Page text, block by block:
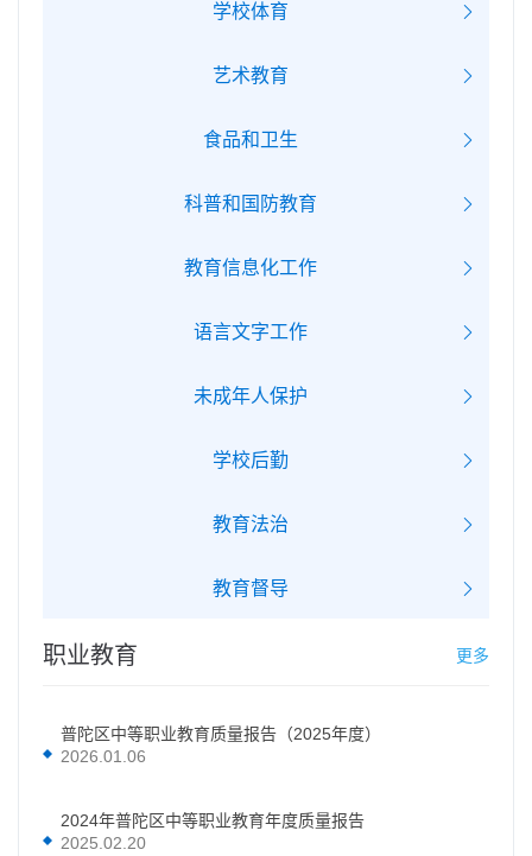
学校体育
艺术教育
食品和卫生
科普和国防教育
教育信息化工作
语言文字工作
未成年人保护
学校后勤
教育法治
教育督导
职业教育 更多
普陀区中等职业教育质量报告（2025年度）
2026.01.06
2024年普陀区中等职业教育年度质量报告
2025.02.20